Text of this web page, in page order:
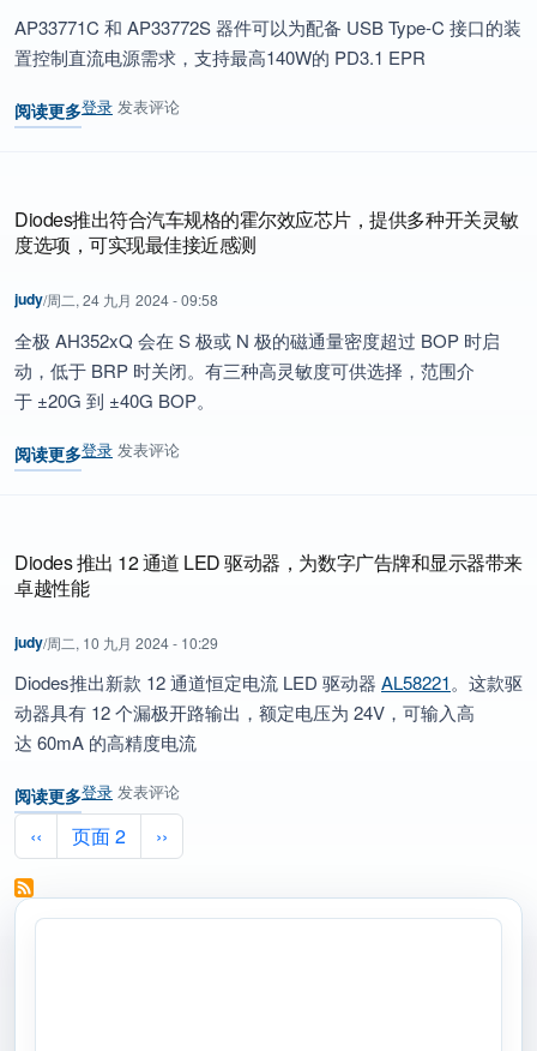
AP33771C 和 AP33772S 器件可以为配备 USB Type-C 接口的装
置控制直流电源需求，支持最高140W的 PD3.1 EPR
阅读更多
关于 Diodes推出 USB Sink 控制器为电池供电装置提供多功能 PD
登录 发表评论
Diodes推出符合汽车规格的霍尔效应芯片，提供多种开关灵敏
度选项，可实现最佳接近感测
judy/周二, 24 九月 2024 - 09:58
全极 AH352xQ 会在 S极或 N 极的磁通量密度超过 BOP 时启
动 ， 低于 BRP 时关闭。有三种高灵敏度可供选择，范围介
于 ±20G 到 ±40G BOP。
阅读更多
关于 Diodes推出符合汽车规格的霍尔效应芯片，提供多种开关灵敏度
登录 发表评论
Diodes 推出 12 通道 LED 驱动器，为数字广告牌和显示器带来
卓越性能
judy/周二, 10 九月 2024 - 10:29
Diodes推出新款 12通道恒定电流 LED 驱动器 AL58221。这款驱
动器具有 12个漏极开路输出 ， 额定电压为 24V ， 可输入高
达 60mA 的高精度电流
阅读更多
关于 Diodes 推出 12 通道 LED 驱动器，为数字广告牌和显示器带来
登录 发表评论
分页
前一页
‹‹ 页面 2 下一页
››